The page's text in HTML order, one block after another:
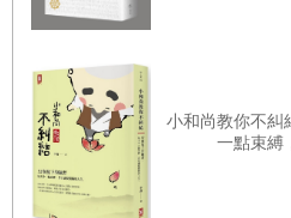
典範或行為的判準依歸，其重要
相對之下，基督教的《聖經》和
色雖有類似之處，但仍具明顯差
猶太人一樣，使用古老的摩西《
小和尚教你不糾
一點束縛